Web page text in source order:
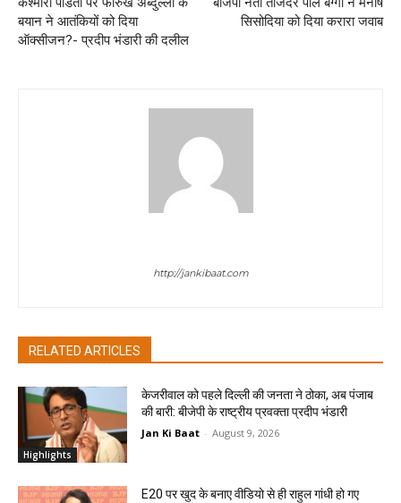
बयान ने आतंकियों को दिया
ऑक्सीजन?- प्रदीप भंडारी की दलील
सिसोदिया को दिया करारा जवाब
http://jankibaat.com
RELATED ARTICLES
Highlights
केजरीवाल को पहले दिल्ली की जनता ने ठोका, अब पंजाब
की बारी: बीजेपी के राष्ट्रीय प्रवक्ता प्रदीप भंडारी
Jan Ki Baat - August 9, 2026
E20 पर खुद के बनाए वीडियो से ही राहुल गांधी हो गए